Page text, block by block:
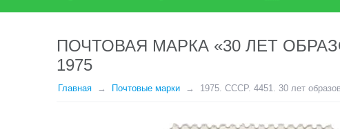
ПОЧТОВАЯ МАРКА «30 ЛЕТ
1975
Главная Почтовые марки 1975. СССР. 4451. 30 лет